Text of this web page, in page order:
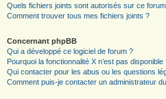
Quels fichiers joints sont autorisés sur ce
Comment trouver tous mes fichiers joints ?
Concernant phpBB
Qui a développé ce logiciel de forum ?
Pourquoi la fonctionnalité X n’est pas disponible
Qui contacter pour les abus ou les questions
Comment puis-je contacter un administrateur